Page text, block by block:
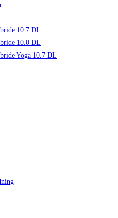
10.7 DL
10.0 DL
Yoga 10.7 DL